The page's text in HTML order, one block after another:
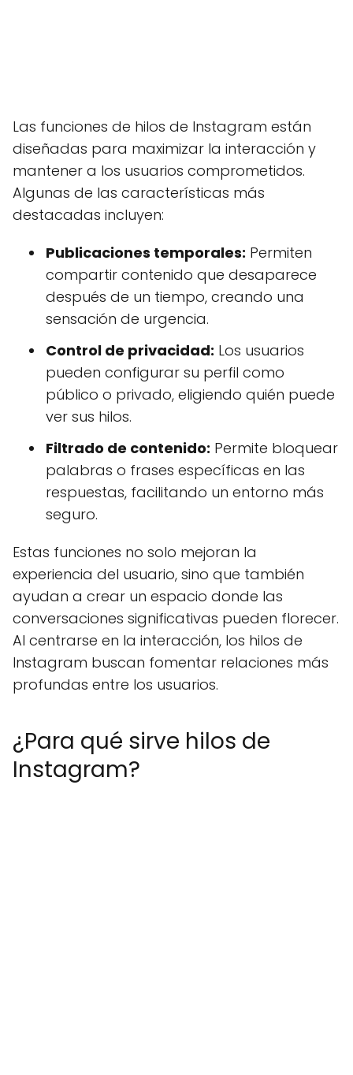
Las funciones de hilos de Instagram están
diseñadas para maximizar la interacción y
mantener a los usuarios comprometidos.
Algunas de las características más
destacadas incluyen:
Publicaciones temporales: Permiten
compartir contenido que desaparece
después de un tiempo, creando una
sensación de urgencia.
Control de privacidad: Los usuarios
pueden configurar su perfil como
público o privado, eligiendo quién puede
ver sus hilos.
Filtrado de contenido: Permite bloquear
palabras o frases específicas en las
respuestas, facilitando un entorno más
seguro.
Estas funciones no solo mejoran la
experiencia del usuario, sino que también
ayudan a crear un espacio donde las
conversaciones significativas pueden florecer.
Al centrarse en la interacción, los hilos de
Instagram buscan fomentar relaciones más
profundas entre los usuarios.
¿Para qué sirve hilos de
Instagram?